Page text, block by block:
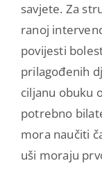
savjete. Za
ranoj
povijesti
prilagođenih
ciljanu obuku
potrebno
mora naučiti
uši moraju